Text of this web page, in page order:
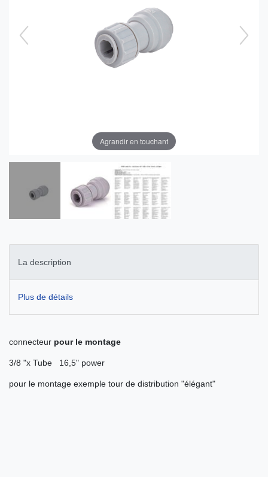
Agrandir en touchant
La description
Plus de détails
connecteur pour le montage
3/8 "x Tube 16,5" power
pour le montage exemple tour de distribution "élégant"